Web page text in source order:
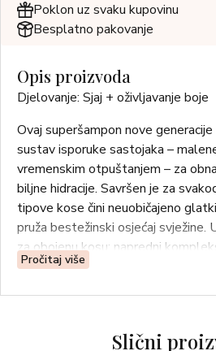
Poklon uz svaku kupovinu
Besplatno pakovanje
Opis proizvoda
Djelovanje: Sjaj + oživljavanje boje
Ovaj superšampon nove
sustav isporuke sastojaka –
vremenskim otpuštanjem – za
biljne hidracije. Savršen je za
tipove kose čini neuobičajeno
pruža bestežinski osjećaj svježine.
za obojenu kosu: napredni
poboljšava svaku nijansu i čini je
• Kosi daje blagi miris zahvaljujući
• Ostvarenje snova svih tipova
Pročitaj više
Slični